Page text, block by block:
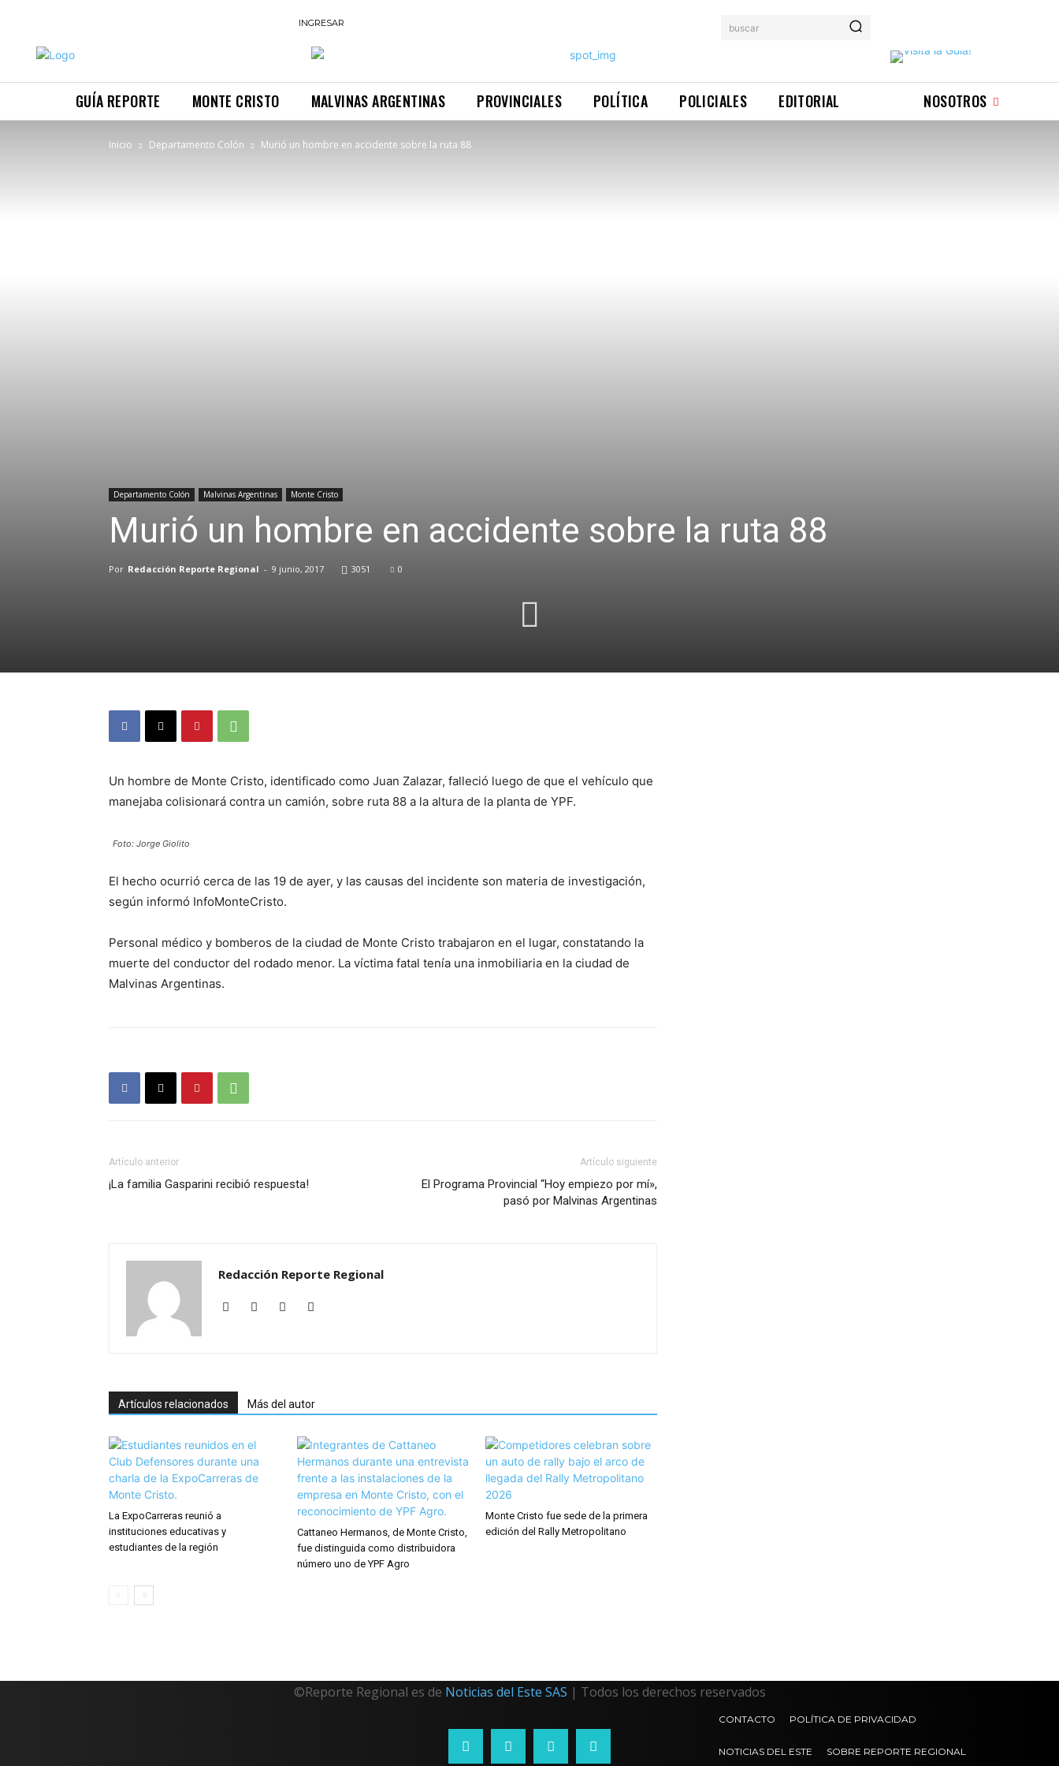
INGRESAR buscar
GUÍA REPORTE MONTE CRISTO MALVINAS ARGENTINAS PROVINCIALES POLÍTICA POLICIALES EDITORIAL NOSOTROS
Inicio Departamento Colón Murió un hombre en accidente sobre la ruta 88
Departamento Colón Malvinas Argentinas Monte Cristo
Murió un hombre en accidente sobre la ruta 88
Por Redacción Reporte Regional - 9 junio, 2017 3051 0
Un hombre de Monte Cristo, identificado como Juan Zalazar, falleció luego de que el vehículo que
manejaba colisionará contra un camión, sobre ruta 88 a la altura de la planta de YPF.
Foto: Jorge Giolito
El hecho ocurrió cerca de las 19 de ayer, y las causas del incidente son materia de investigación,
según informó InfoMonteCristo.
Personal médico y bomberos de la ciudad de Monte Cristo trabajaron en el lugar, constatando la
muerte del conductor del rodado menor. La víctima fatal tenía una inmobiliaria en la ciudad de
Malvinas Argentinas.
Artículo anterior
¡La familia Gasparini recibió respuesta!
Artículo siguiente
El Programa Provincial “Hoy empiezo por mí»,
pasó por Malvinas Argentinas
Redacción Reporte Regional
Artículos relacionados Más del autor
La ExpoCarreras reunió a
instituciones educativas y
estudiantes de la región
Cattaneo Hermanos, de Monte Cristo,
fue distinguida como distribuidora
número uno de YPF Agro
Monte Cristo fue sede de la primera
edición del Rally Metropolitano
©Reporte Regional es de Noticias del Este SAS | Todos los derechos reservados
CONTACTO POLÍTICA DE PRIVACIDAD
NOTICIAS DEL ESTE SOBRE REPORTE REGIONAL